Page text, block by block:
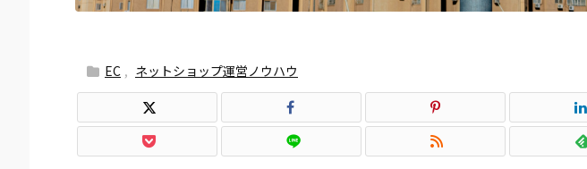
EC , ネットショップ運営ノウハウ